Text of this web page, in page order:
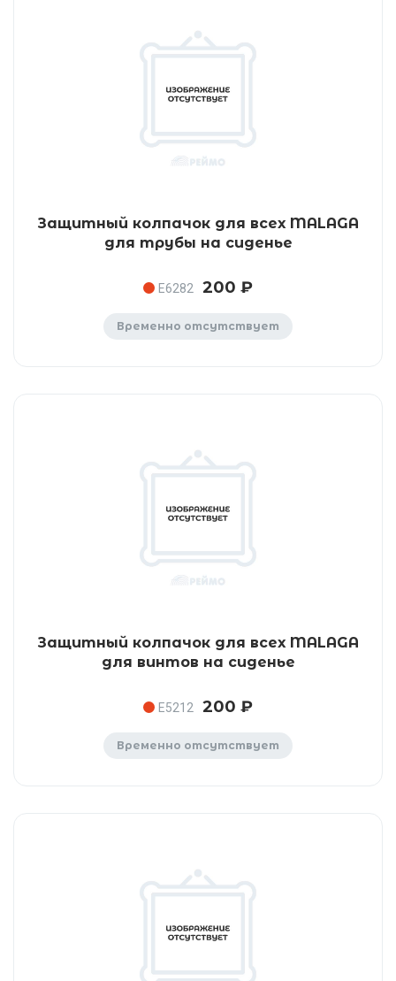
Защитный колпачок для всех MALAGA
для трубы на сиденье
E6282 200 ₽
Временно отсутствует
Защитный колпачок для всех MALAGA
для винтов на сиденье
E5212 200 ₽
Временно отсутствует